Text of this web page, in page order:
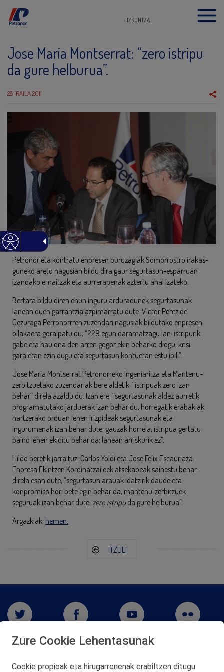
HIZKUNTZA
Jose Maria Montserrat: “zero istripu
da gure helburua”.
28 IRAILA 2011
Petronor eta kontratu enpresen buruzagiak Somorrostro irakas-
guneko areto nagusian bildu dira gaur segurtasun-esparruan
izandako emaitzak eta aurrerapenak aztertu ahal izateko.
Bertara bildu diren ehun inguru arduradunek segurtasunak
lanean duen garrantzia azpimarratu dute. Victor Perez de
Gezuraga Petronorrren zuzendari nagusiak bildutako enpresen
bilakaera goraipatu du, “229 egun daramatzagu lan-istripurik
gabe eta hau ona den arren gogor ekin beharko diogu, krisi
garaietan ezin dugu eta segurtasun kontuetan estu ibili”.
Jose Maria Montserrat Petronorreko Ingeniaritza eta Mantenu-
zerbitzuetako zuzendariak bere aldetik, “istripuak zero izan
behar” direla azaldu du. Izan ere, “segurtasunak aldez aurretik
programatutako jarduerak izan behar du, horregatik erabakiak
hartzerako orduan lehen irizpideak segurtasunak eta
ingurumenak izan behar dute; gauzak horrela, istripua gertatu
baino lehen ekiditu behar da: lanean arriskurik ez”.
Hildo beretik jarraituz, Carlos Yoldi eta Jose Felix Escauriaza
Enpresa Ekintzen Kordinatzaileek atsekabeak saihestu behar
direla esan dute, “segurtasun arauak idatzirik daude eta
konpromiso hori bete egin behar da, mantenu-zerbitzuek
seguruak izan behar dute, zero istripuda gure helburua”.
Argazkiak, hemen.
ITZULI
Zure Cookie Lehentasunak
Cookie propioak eta hirugarrenenak erabiltzen ditugu